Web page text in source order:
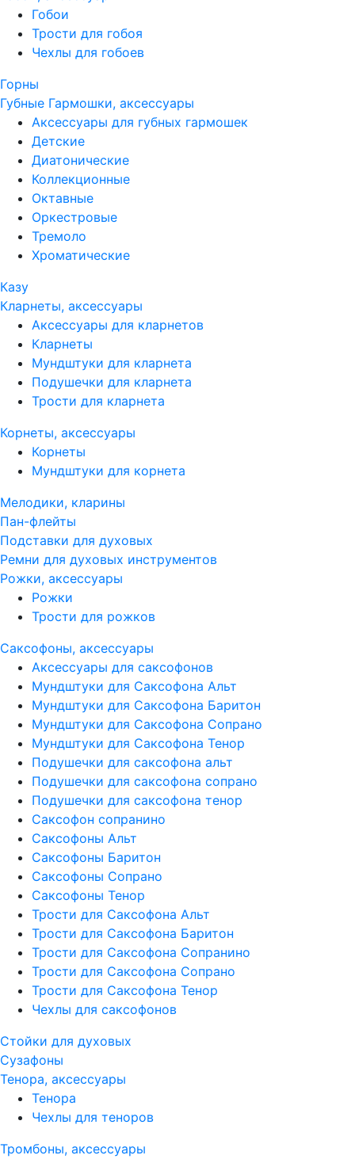
Гобои
Трости для гобоя
Чехлы для гобоев
Горны
Губные Гармошки, аксессуары
Аксессуары для губных гармошек
Детские
Диатонические
Коллекционные
Октавные
Оркестровые
Тремоло
Хроматические
Казу
Кларнеты, аксессуары
Аксессуары для кларнетов
Кларнеты
Мундштуки для кларнета
Подушечки для кларнета
Трости для кларнета
Корнеты, аксессуары
Корнеты
Мундштуки для корнета
Мелодики, кларины
Пан-флейты
Подставки для духовых
Ремни для духовых инструментов
Рожки, аксессуары
Рожки
Трости для рожков
Саксофоны, аксессуары
Аксессуары для саксофонов
Мундштуки для Саксофона Альт
Мундштуки для Саксофона Баритон
Мундштуки для Саксофона Сопрано
Мундштуки для Саксофона Тенор
Подушечки для саксофона альт
Подушечки для саксофона сопрано
Подушечки для саксофона тенор
Саксофон сопранино
Саксофоны Альт
Саксофоны Баритон
Саксофоны Сопрано
Саксофоны Тенор
Трости для Саксофона Альт
Трости для Саксофона Баритон
Трости для Саксофона Сопранино
Трости для Саксофона Сопрано
Трости для Саксофона Тенор
Чехлы для саксофонов
Стойки для духовых
Сузафоны
Тенора, аксессуары
Тенора
Чехлы для теноров
Тромбоны, аксессуары